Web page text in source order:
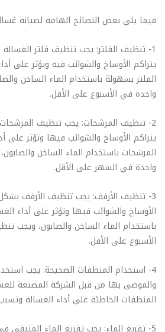
فيما يلي بعض النصائح الهامة لصيانة
1- تنظيف الفلتر: يجب تنظيف فلتر
يتراكم الأوساخ والشوائب فيه ويؤثر على
الفلتر بسهولة باستخدام الماء الساخن
واحدة في الأسبوع على الأقل.
2- تنظيف المرشحات: يجب تنظيف
يتراكم الأوساخ والشوائب فيها وتؤثر على
المرشحات باستخدام الماء الساخن
واحدة في الشهر على الأقل.
3- تنظيف الأرفف: يجب تنظيف الأرفف
الأوساخ والشوائب فيها وتؤثر على أداء
باستخدام الماء الساخن والصابون، ويجب
الأسبوع على الأقل.
4- استخدام المنظفات الصحيحة: يجب
والموصى بها من قبل الشركة المصنعة
المنظفات الخاطئة على أداء الغسالة وتسبب
5- تفريغ الماء: يجب تفريغ الماء المتبقي